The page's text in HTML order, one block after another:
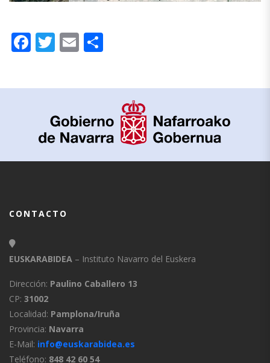
Facebook
Twitter
Email
CONTACTO
EUSKARABIDEA – Instituto Navarro del Euskera
Dirección: Paulino Caballero 13
CP: 31002
Localidad: Pamplona/Iruña
Provincia: Navarra
E-Mail: info@euskarabidea.es
Teléfono: 848 42 60 54